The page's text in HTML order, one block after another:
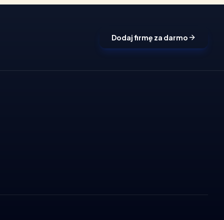
Dodaj firmę za darmo